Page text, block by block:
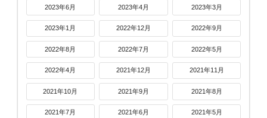
2023年6月 2023年4月 2023年3月
2023年1月 2022年12月 2022年9月
2022年8月 2022年7月 2022年5月
2022年4月 2021年12月 2021年11月
2021年10月 2021年9月 2021年8月
2021年7月 2021年6月 2021年5月